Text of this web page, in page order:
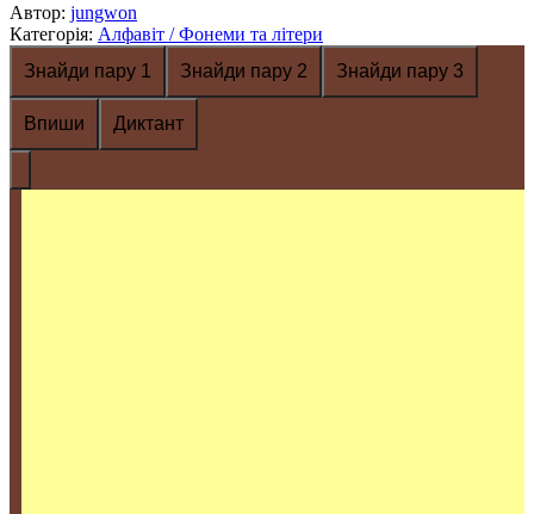
Автор: jungwon
Категорія: Алфавіт / Фонеми та літери
Знайди пару 1
Знайди пару 2 Знайди пару 3
Впиши Диктант